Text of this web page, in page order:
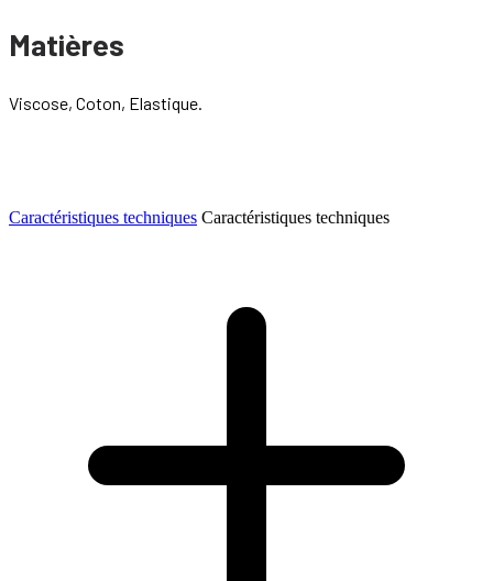
Matières
Viscose, Coton, Elastique.
Caractéristiques techniques Caractéristiques techniques